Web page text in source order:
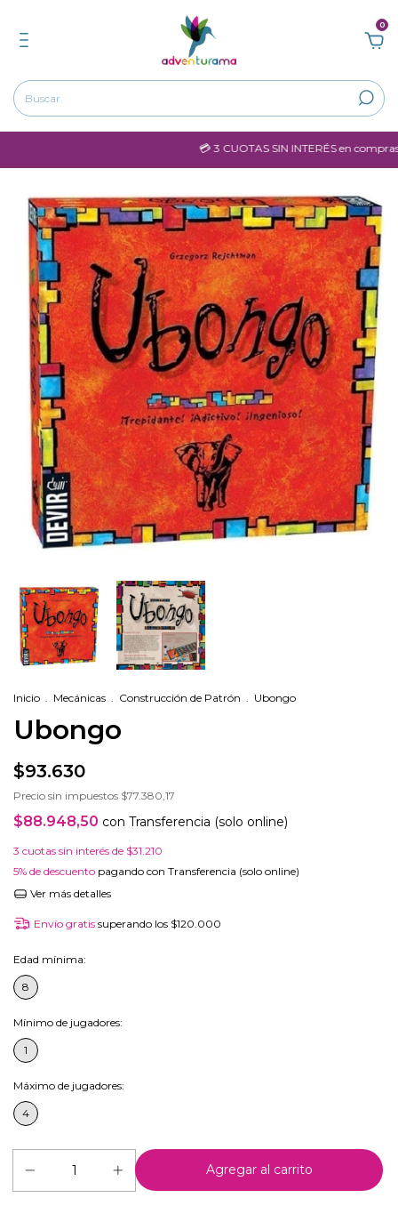
0
💳 3 CUOTAS SIN INTERÉS en
Inicio . Mecánicas . Construcción de Patrón . Ubongo
Ubongo
$93.630
Precio sin impuestos $77.380,17
$88.948,50 con Transferencia (solo online)
3 cuotas sin interés de $31.210
5% de descuento pagando con Transferencia (solo online)
Ver más detalles
Envío gratis superando los $120.000
Edad mínima:
8
Mínimo de jugadores:
1
Máximo de jugadores:
4